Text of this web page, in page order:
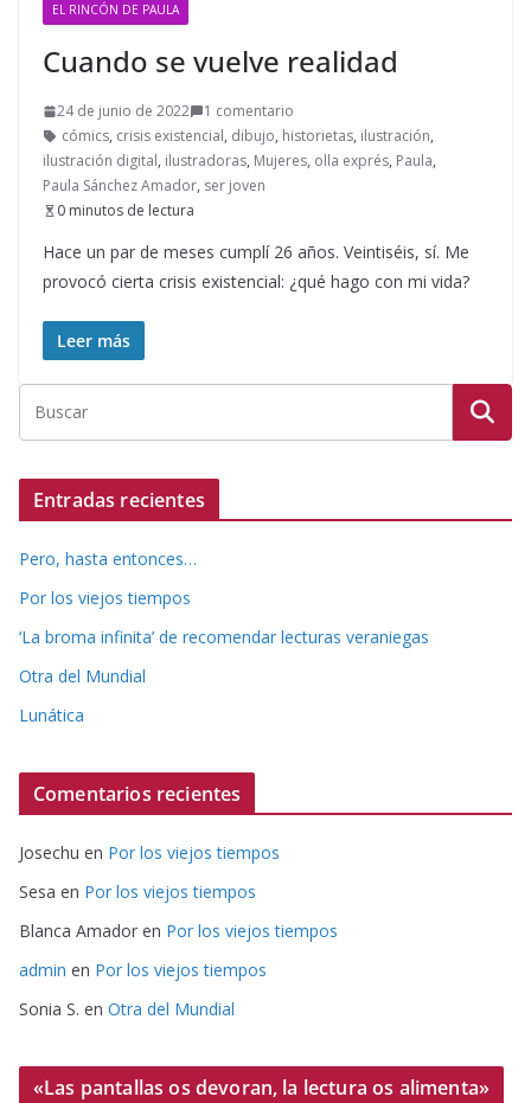
EL RINCÓN DE PAULA
Cuando se vuelve realidad
24 de junio de 2022
1 comentario
cómics, crisis existencial, dibujo, historietas, ilustración,
ilustración digital, ilustradoras, Mujeres, olla exprés, Paula,
Paula Sánchez Amador, ser joven
0 minutos de lectura
Hace un par de meses cumplí 26 años. Veintiséis, sí. Me
provocó cierta crisis existencial: ¿qué hago con mi vida?
Leer más
Entradas recientes
Pero, hasta entonces…
Por los viejos tiempos
‘La broma infinita’ de recomendar lecturas veraniegas
Otra del Mundial
Lunática
Comentarios recientes
Josechu en Por los viejos tiempos
Sesa en Por los viejos tiempos
Blanca Amador en Por los viejos tiempos
admin en Por los viejos tiempos
Sonia S. en Otra del Mundial
«Las pantallas os devoran, la lectura os alimenta»